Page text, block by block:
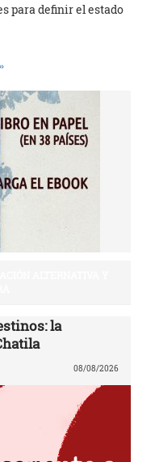
para definir el estado
la
08/08/2026